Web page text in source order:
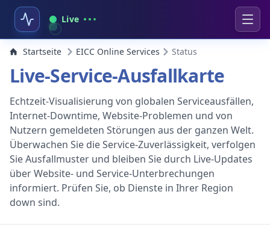
Live
Startseite EICC Online Services Status
Live-Service-Ausfallkarte
Echtzeit-Visualisierung von globalen Serviceausfällen,
Internet-Downtime, Website-Problemen und von
Nutzern gemeldeten Störungen aus der ganzen Welt.
Überwachen Sie die Service-Zuverlässigkeit, verfolgen
Sie Ausfallmuster und bleiben Sie durch Live-Updates
über Website- und Service-Unterbrechungen
informiert. Prüfen Sie, ob Dienste in Ihrer Region
down sind.